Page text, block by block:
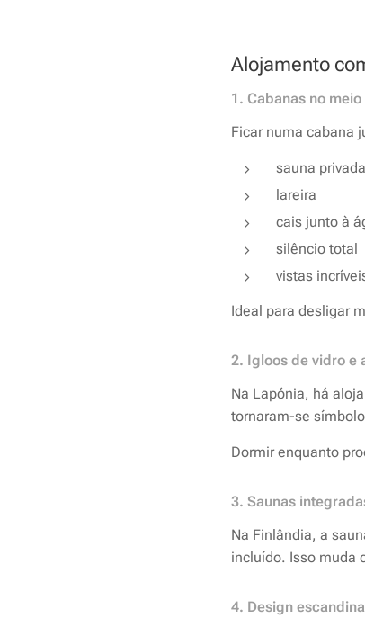
Alojamento
1. Cabanas no
Ficar numa cabana
sauna privada
lareira
cais junto à
silêncio total
vistas
Ideal para desligar
2. Igloos de vidro e
Na Lapónia, há
tornaram-se
Dormir enquanto
3. Saunas
Na Finlândia, a
incluído. Isso muda
4. Design